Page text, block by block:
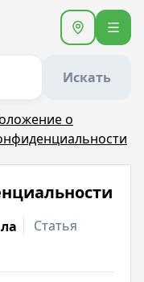
Искать
о
Статья